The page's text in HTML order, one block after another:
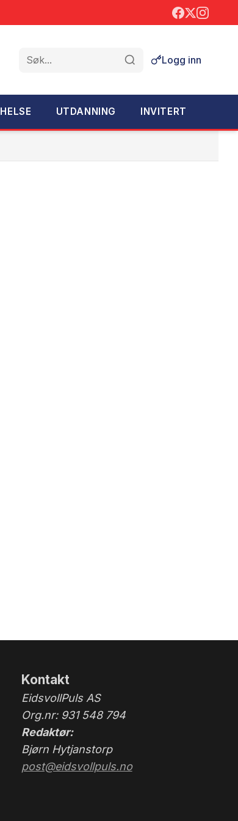
Søk
Logg inn
HELSE UTDANNING INVITERT
Kontakt
EidsvollPuls AS
Org.nr: 931 548 794
Redaktør:
Bjørn Hytjanstorp
post@eidsvollpuls.no